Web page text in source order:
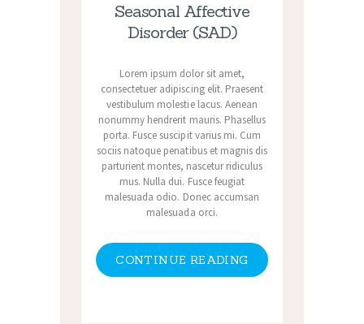
Seasonal Affective
Disorder (SAD)
Lorem ipsum dolor sit amet,
consectetuer adipiscing elit. Praesent
vestibulum molestie lacus. Aenean
nonummy hendrerit mauris. Phasellus
porta. Fusce suscipit varius mi. Cum
sociis natoque penatibus et magnis dis
parturient montes, nascetur ridiculus
mus. Nulla dui. Fusce feugiat
malesuada odio. Donec accumsan
malesuada orci.
CONTINUE READING